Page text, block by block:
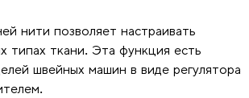
нити позволяет настраивать
типах ткани. Эта функция есть
швейных машин в виде регулятора